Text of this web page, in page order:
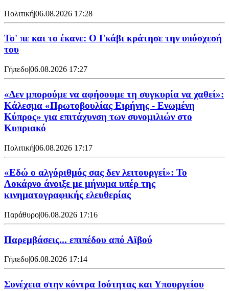
Πολιτική|06.08.2026 17:28
Το' πε και το έκανε: Ο Γκάβι κράτησε την υπόσχεσή
του
Γήπεδο|06.08.2026 17:27
«Δεν μπορούμε να αφήσουμε τη συγκυρία να χαθεί»:
Κάλεσμα «Πρωτοβουλίας Ειρήνης - Ενωμένη
Κύπρος» για επιτάχυνση των συνομιλιών στο
Κυπριακό
Πολιτική|06.08.2026 17:17
«Εδώ ο αλγόριθμός σας δεν λειτουργεί»: Το
Λοκάρνο άνοιξε με μήνυμα υπέρ της
κινηματογραφικής ελευθερίας
Παράθυρο|06.08.2026 17:16
Παρεμβάσεις... επιπέδου από Αϊβού
Γήπεδο06.08.2026 17:14
Συνέχεια στην κόντρα Ισότητας και Υπουργείου